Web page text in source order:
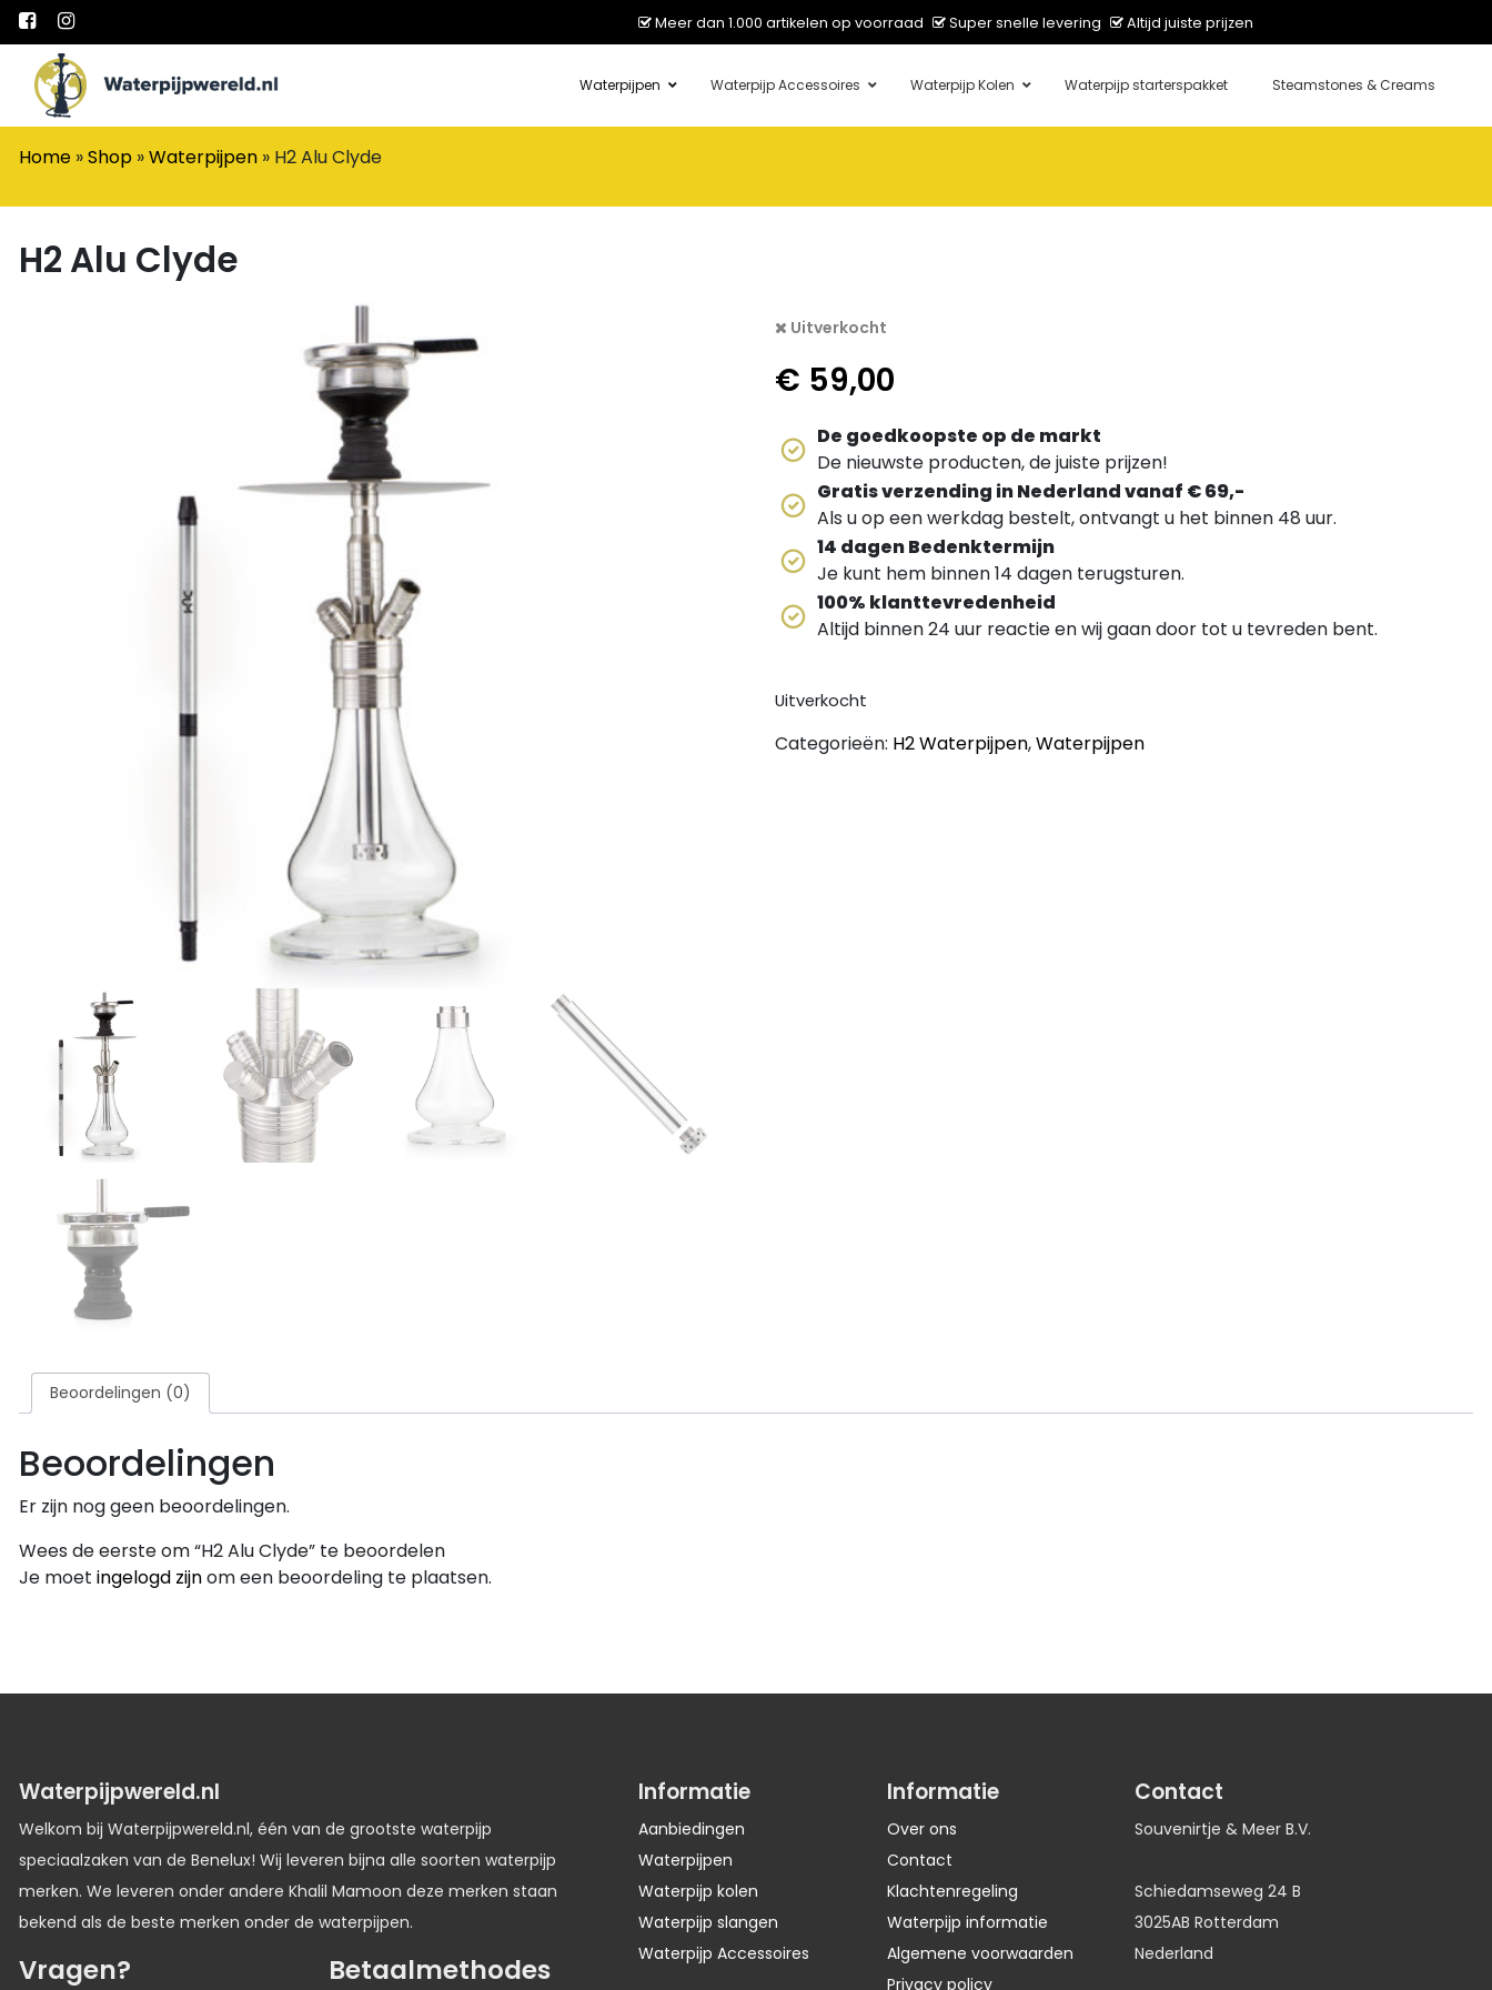
Meer dan 1.000 artikelen op voorraad Super snelle levering Altijd juiste prijzen
Main Navigation Waterpijpen Waterpijp Accessoires Waterpijp Kolen Waterpijp starterspakket Steamstones & Creams
Home »Shop »Waterpijpen » H2 Alu Clyde
H2 Alu Clyde
Uitverkocht
€ 59,00
De goedkoopste op de markt
De nieuwste producten, de juiste prijzen!
Gratis verzending in Nederland vanaf € 69,-
Als u op een werkdag bestelt, ontvangt u het binnen 48 uur.
14 dagen Bedenktermijn
Je kunt hem binnen 14 dagen terugsturen.
100% klanttevredenheid
Altijd binnen 24 uur reactie en wij gaan door tot u tevreden bent.
Uitverkocht
Categorieën: H2 Waterpijpen,Waterpijpen
Beoordelingen (0)
Beoordelingen
Er zijn nog geen beoordelingen.
Wees de eerste om “H2 Alu Clyde” te beoordelen
Je moet ingelogd zijnom een beoordeling te plaatsen.
Waterpijpwereld.nl
Welkom bij Waterpijpwereld.nl, één van de grootste waterpijp
speciaalzaken van de Benelux! Wij leveren bijna alle soorten waterpijp
merken. We leveren onder andere Khalil Mamoon deze merken staan
bekend als de beste merken onder de waterpijpen.
Vragen? Betaalmethodes
Informatie
Aanbiedingen
Waterpijpen
Waterpijp kolen
Waterpijp slangen
Waterpijp Accessoires
Informatie
Over ons
Contact
Klachtenregeling
Waterpijp informatie
Algemene voorwaarden
Privacy policy
Contact
Souvenirtje & Meer B.V.
Schiedamseweg 24 B
3025AB Rotterdam
Nederland